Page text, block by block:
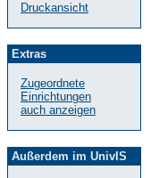
Druckansicht
Extras
Zugeordnete
Einrichtungen
auch anzeigen
Außerdem im UnivIS